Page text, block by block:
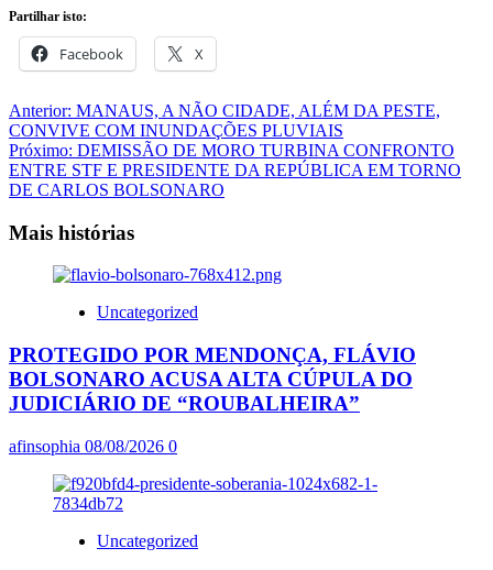
Partilhar isto:
Facebook X
Navegação
de
artigos
Anterior: MANAUS, A NÃO CIDADE, ALÉM DA PESTE,
CONVIVE COM INUNDAÇÕES PLUVIAIS
Próximo: DEMISSÃO DE MORO TURBINA CONFRONTO
ENTRE STF E PRESIDENTE DA REPÚBLICA EM TORNO
DE CARLOS BOLSONARO
Mais histórias
Uncategorized
PROTEGIDO POR MENDONÇA, FLÁVIO
BOLSONARO ACUSA ALTA CÚPULA DO
JUDICIÁRIO DE “ROUBALHEIRA”
afinsophia 08/08/2026 0
Uncategorized